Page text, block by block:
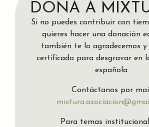
DONA A
Si no puedes contribuir con
quieres hacer una donación
también te lo agradecemos y
certificado para desgravar en
española.
Contáctanos por
Para temas